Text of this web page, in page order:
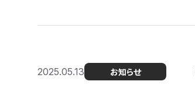
2025.05.13 お知らせ